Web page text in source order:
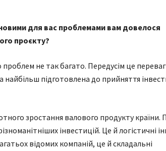
для вас проблемами вам довелося
проєкту?
не так багато. Передусім це
найбільш підготовлена до прийняття
зростання валового продукту
інвестицій. Це й логістичні
відомих компаній, це й складальні